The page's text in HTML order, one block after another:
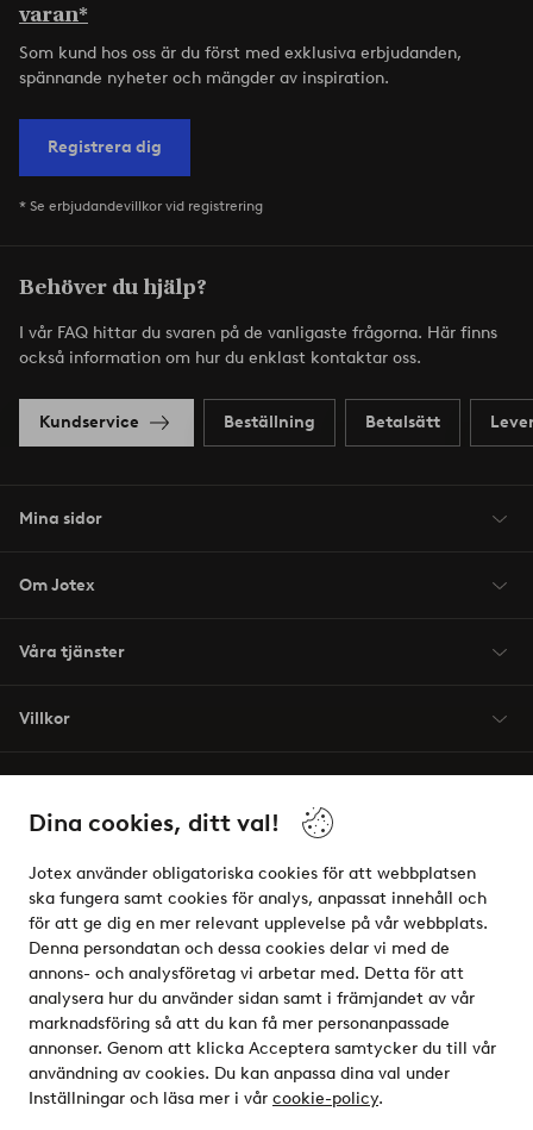
Dina cookies, ditt val!
Jotex använder obligatoriska cookies för att webbplatsen
ska fungera samt cookies för analys, anpassat innehåll och
för att ge dig en mer relevant upplevelse på vår webbplats.
Denna persondatan och dessa cookies delar vi med de
annons- och analysföretag vi arbetar med. Detta för att
analysera hur du använder sidan samt i främjandet av vår
marknadsföring så att du kan få mer personanpassade
annonser. Genom att klicka Acceptera samtycker du till vår
användning av cookies. Du kan anpassa dina val under
Inställningar och läsa mer i vår cookie-policy.
varan*
Som kund hos oss är du först med exklusiva erbjudanden,
spännande nyheter och mängder av inspiration.
Registrera dig
* Se erbjudandevillkor vid registrering
Behöver du hjälp?
I vår FAQ hittar du svaren på de vanligaste frågorna. Här finns
också information om hur du enklast kontaktar oss.
Kundservice Beställning Betalsätt
Mina sidor
Om Jotex
Våra tjänster
Villkor
Säkra betalningar - Betala direkt eller dela upp
Vill du veta mer om våra betalalternativ?
elpy